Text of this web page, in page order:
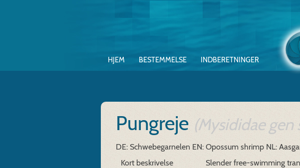
HJEM BESTEMMELSE INDBERETNINGER
Pungreje (Mysididae gen
DE: Schwebegarnelen EN: Opossum shrimp NL:
Kort beskrivelse Slender free-swimming